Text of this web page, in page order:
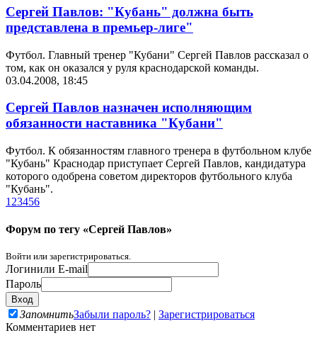
Сергей Павлов: "Кубань" должна быть
представлена в премьер-лиге"
Футбол. Главный тренер "Кубани" Сергей Павлов рассказал о
том, как он оказался у руля краснодарской команды.
03.04.2008, 18:45
Сергей Павлов назначен исполняющим
обязанности наставника "Кубани"
Футбол. К обязанностям главного тренера в футбольном клубе
"Кубань" Краснодар приступает Сергей Павлов, кандидатура
которого одобрена советом директоров футбольного клуба
"Кубань".
1 23456
Форум по тегу «Сергей Павлов»
Войти или зарегистрироваться.
Логинили E-mail
Пароль
ЗапомнитьЗабыли пароль?
Зарегистрироваться
Комментариев нет